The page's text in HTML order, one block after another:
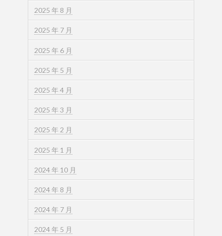
2025 年 8 月
2025 年 7 月
2025 年 6 月
2025 年 5 月
2025 年 4 月
2025 年 3 月
2025 年 2 月
2025 年 1 月
2024 年 10 月
2024 年 8 月
2024 年 7 月
2024 年 5 月